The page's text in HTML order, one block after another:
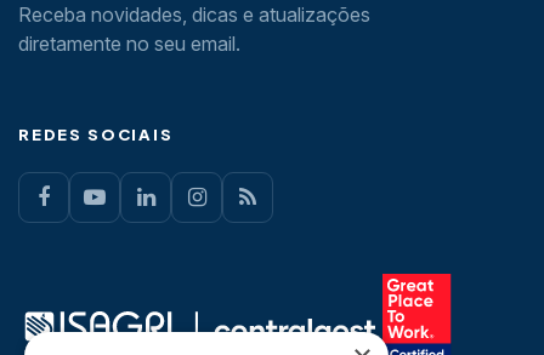
Receba novidades, dicas e atualizações
diretamente no seu email.
REDES SOCIAIS